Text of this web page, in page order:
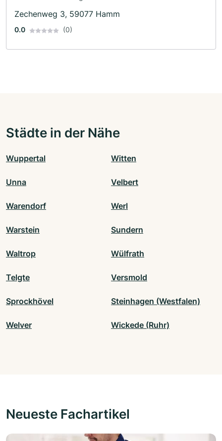
Zechenweg 3, 59077 Hamm
0.0 (0)
Städte in der Nähe
Wuppertal Witten
Unna Velbert
Warendorf Werl
Warstein Sundern
Waltrop Wülfrath
Telgte Versmold
Sprockhövel Steinhagen (Westfalen)
Welver Wickede (Ruhr)
Neueste Fachartikel